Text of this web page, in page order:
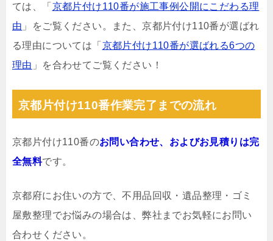
ては、「 京都片付け110番が施工事例公開にこだわる理
由 」をご覧ください。また、京都片付け110番が選ばれ
る理由については「 京都片付け110番が選ばれる6つの
理由 」を合わせてご覧ください！
京都片付け110番作業完了までの流れ
京都片付け110番のお問い合わせ、およびお見積りは完
全無料です。
京都府にお住いの方で、不用品回収・遺品整理・ゴミ
屋敷整理でお悩みの場合は、弊社までお気軽にお問い
合わせください。